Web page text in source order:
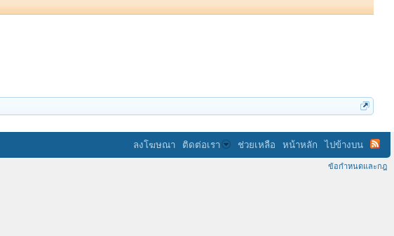
ลงโฆษณา ติดต่อเรา ช่วยเหลือ หน้าหลัก ไปข้างบน
ข้อกำหนดและกฎ